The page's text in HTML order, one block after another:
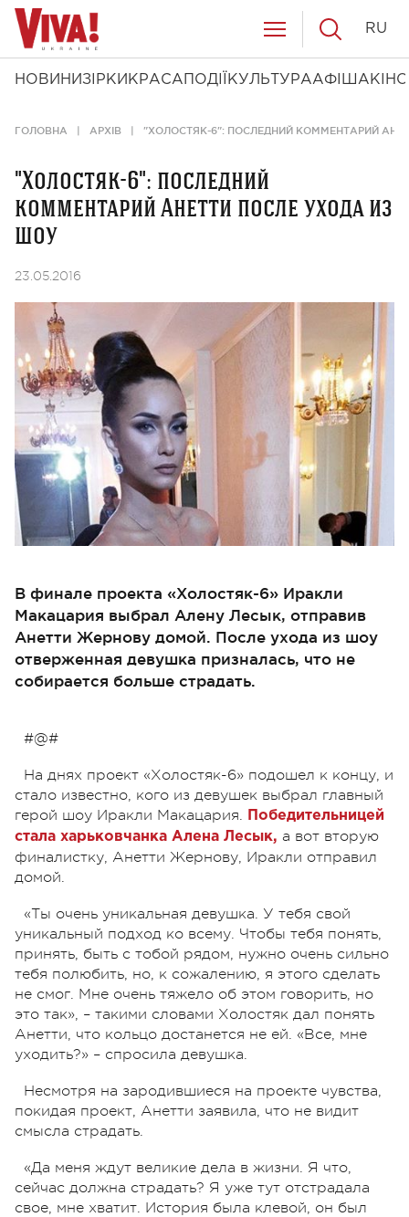
НОВИНИ ЗІРКИ КРАСА ПОДІЇ КУЛЬТУРААФІША КІНО
RU
ГОЛОВНА АРХІВ "ХОЛОСТЯК-6": ПОСЛЕДНИЙ КОММЕНТАРИЙ
"Холостяк-6": последний
комментарий Анетти после ухода из
шоу
23.05.2016
В финале проекта «Холостяк-6» Иракли
Макацария выбрал Алену Лесык, отправив
Анетти Жернову домой. После ухода из шоу
отверженная девушка призналась, что не
собирается больше страдать.
#@#
На днях проект «Холостяк-6» подошел к концу, и
стало известно, кого из девушек выбрал главный
герой шоу Иракли Макацария.
Победительницей
стала харьковчанка Алена Лесык, а вот вторую
финалистку, Анетти Жернову, Иракли отправил
домой.
«Ты очень уникальная девушка. У тебя свой
уникальный подход ко всему. Чтобы тебя понять,
принять, быть с тобой рядом, нужно очень сильно
тебя полюбить, но, к сожалению, я этого сделать
не смог. Мне очень тяжело об этом говорить, но
это так», – такими словами Холостяк дал понять
Анетти, что кольцо достанется не ей. «Все, мне
уходить?» – спросила девушка.
Несмотря на зародившиеся на проекте чувства,
покидая проект, Анетти заявила, что не видит
смысла страдать.
«Да меня ждут великие дела в жизни. Я что,
сейчас должна страдать? Я уже тут отстрадала
свое, мне хватит. История была клевой, он был